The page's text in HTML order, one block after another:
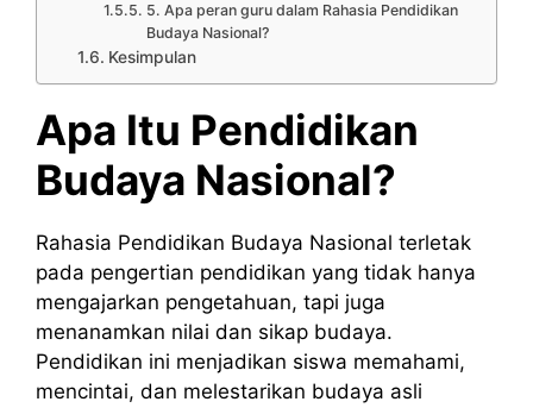
5. Apa peran guru dalam Rahasia Pendidikan
Budaya Nasional?
Kesimpulan
Apa Itu Pendidikan
Budaya Nasional?
Rahasia Pendidikan Budaya Nasional terletak
pada pengertian pendidikan yang tidak hanya
mengajarkan pengetahuan, tapi juga
menanamkan nilai dan sikap budaya.
Pendidikan ini menjadikan siswa memahami,
mencintai, dan melestarikan budaya asli